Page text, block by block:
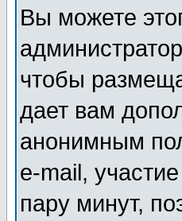
Вы можете
чтобы
дает вам
анонимным
e-mail,
пару минут,